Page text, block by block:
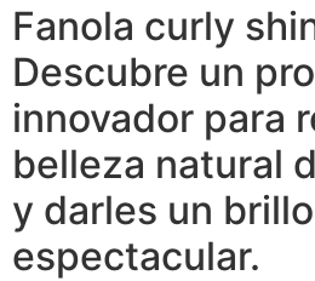
Fanola curly
Descubre un
innovador para
belleza natural
y darles un brillo
espectacular.